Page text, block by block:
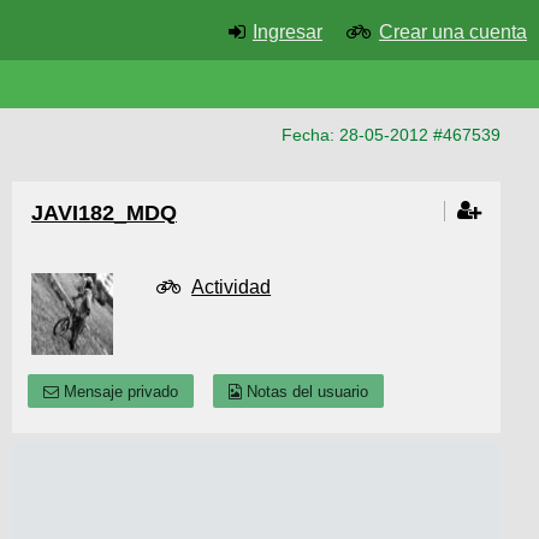
Ingresar Crear una cuenta
Fecha: 28-05-2012 #467539
JAVI182_MDQ
Actividad
Mensaje privado Notas del usuario